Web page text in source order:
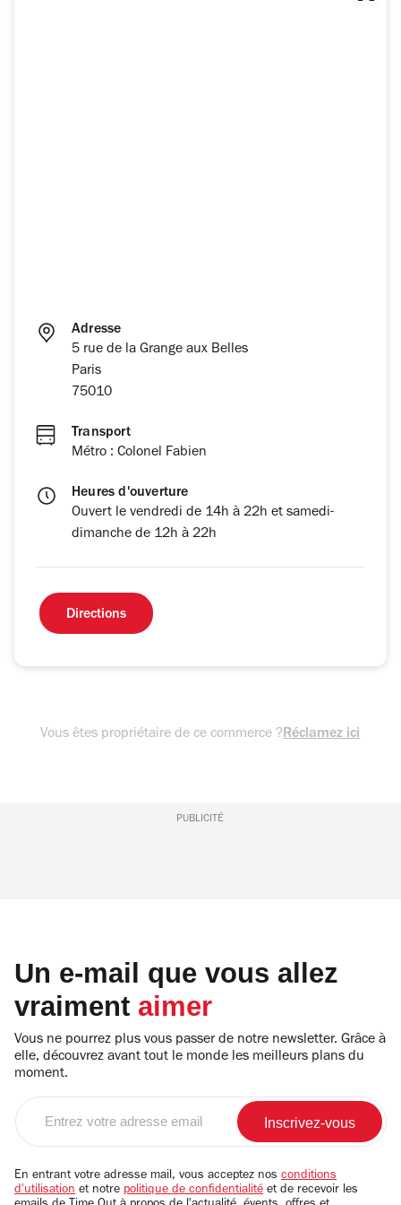
Adresse
5 rue de la Grange aux Belles
Paris
75010
Transport
Métro : Colonel Fabien
Heures d'ouverture
Ouvert le vendredi de 14h à 22h et samedi-
dimanche de 12h à 22h
Directions
Vous êtes propriétaire de ce commerce ?Réclamez ici
PUBLICITÉ
Un e-mail que vous allez
vraiment aimer
Vous ne pourrez plus vous passer de notre newsletter. Grâce à
elle, découvrez avant tout le monde les meilleurs plans du
moment.
email
En entrant votre adresse mail, vous acceptez nos conditions
d'utilisation et notre politique de confidentialité et de recevoir les